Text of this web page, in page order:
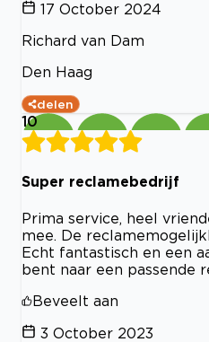
17 October 2024
Richard van Dam
Den Haag
delen
10
Super reclamebedrijf
Prima service, heel
mee. De
Echt fantastisch en een
bent naar een passende
Beveelt aan
3 October 2023